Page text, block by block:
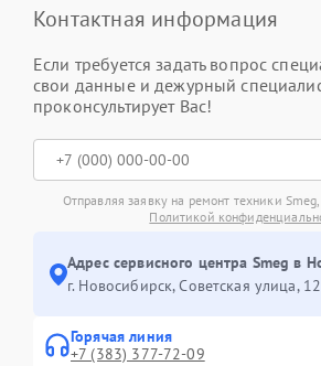
Контактная информация
Если требуется задать вопрос
свои данные и дежурный
проконсультирует Вас!
Отправляя заявку на ремонт техники
Политикой
Адрес сервисного центра Smeg в
г. Новосибирск, Советская улица, 12
Горячая линия
+7 (383) 377-72-09